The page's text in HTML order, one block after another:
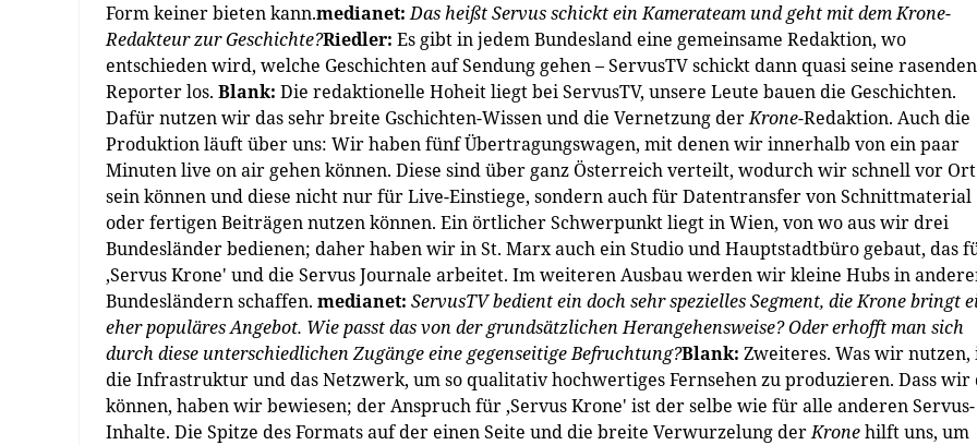
Form keiner bieten kann.medianet:Das heißt Servus schickt ein Kamerateam und geht mit demKrone-
Redakteur zur Geschichte?Riedler: Es gibt in jedem Bundesland eine gemeinsame Redaktion, wo
entschieden wird, welche Geschichten auf Sendung gehen – ServusTV schickt dann quasi seine rasenden
Reporter los. Blank: Die redaktionelle Hoheit liegt bei ServusTV, unsere Leute bauen die Geschichten.
Dafür nutzen wir das sehr breite Gschichten-Wissen und die Vernetzung derKrone-Redaktion. Auch die
Produktion läuft über uns: Wir haben fünf Übertragungswagen, mit denen wir innerhalb von ein paar
Minuten live on air gehen können. Diese sind über ganz Österreich verteilt, wodurch wir schnell vor Ort
sein können und diese nicht nur für Live-Einstiege, sondern auch für Datentransfer von Schnittmaterial
oder fertigen Beiträgen nutzen können. Ein örtlicher Schwerpunkt liegt in Wien, von wo aus wir drei
Bundesländer bedienen; daher haben wir in St. Marx auch ein Studio und Hauptstadtbüro gebaut, das
‚Servus Krone' und die Servus Journale arbeitet. Im weiteren Ausbau werden wir kleine Hubs in
Bundesländern schaffen. medianet: ServusTV bedient ein doch sehr spezielles Segment, dieKronebringt
eher populäres Angebot. Wie passt das von der grundsätzlichen Herangehensweise? Oder erhofft man sich
durch diese unterschiedlichen Zugänge eine gegenseitige Befruchtung?Blank: Zweiteres. Was wir nutzen,
die Infrastruktur und das Netzwerk, um so qualitativ hochwertiges Fernsehen zu produzieren. Dass wir
können, haben wir bewiesen; der Anspruch für ‚Servus Krone' ist der selbe wie für alle anderen Servus-
Inhalte. Die Spitze des Formats auf der einen Seite und die breite Verwurzelung derKronehilft uns, um